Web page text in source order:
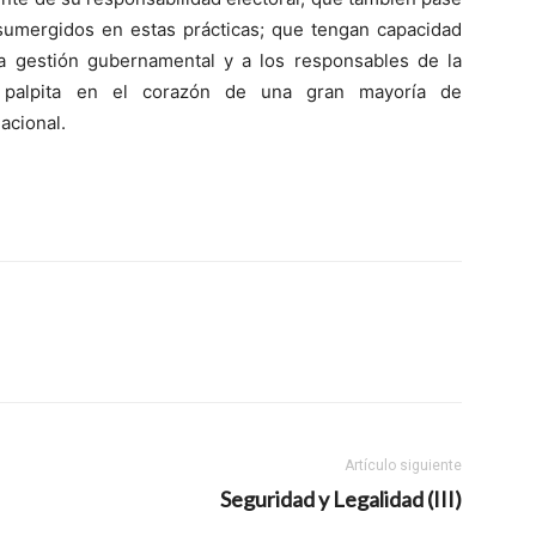
en estas prácticas; que tengan capacidad
gestión gubernamental y a los responsables de la
en el corazón de una gran mayoría de
Artículo siguiente
Seguridad y Legalidad (III)